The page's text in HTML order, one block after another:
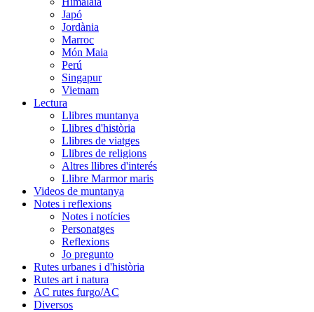
Japó
Jordània
Marroc
Món Maia
Perú
Singapur
Vietnam
Lectura
Llibres muntanya
Llibres d'història
Llibres de viatges
Llibres de religions
Altres llibres d'interés
Llibre Marmor maris
Videos de muntanya
Notes i reflexions
Notes i notícies
Personatges
Reflexions
Jo pregunto
Rutes urbanes i d'història
Rutes art i natura
AC rutes furgo/AC
Diversos